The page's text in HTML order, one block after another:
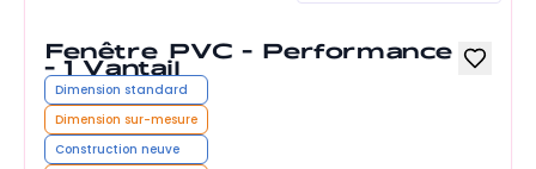
Fenêtre PVC - Performance
- 1 Vantail
Dimension standard
Dimension sur-mesure
Construction neuve